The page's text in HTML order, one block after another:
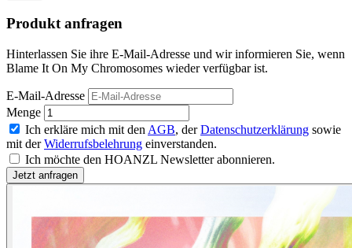
Produkt anfragen
Hinterlassen Sie ihre E-Mail-Adresse und wir informieren Sie, wenn
Blame It On My Chromosomes wieder verfügbar ist.
E-Mail-Adresse
Menge
Ich erkläre mich mit den AGB, derDatenschutzerklärung sowie
mit derWiderrufsbelehrung einverstanden.
Ich möchte den HOANZL Newsletter abonnieren.